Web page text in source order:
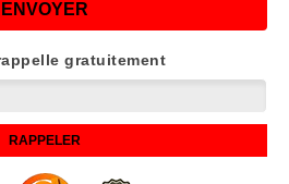
gratuitement